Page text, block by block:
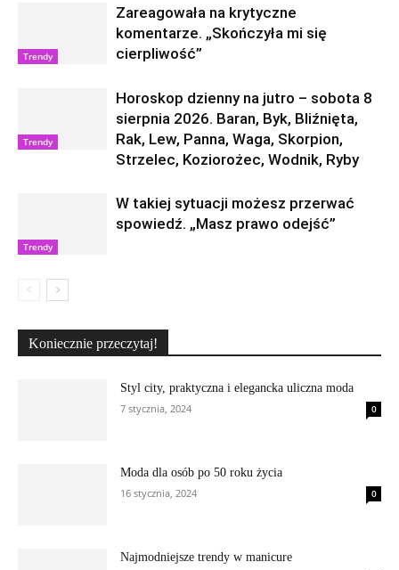
Trendy
Zareagowała na krytyczne
komentarze. „Skończyła mi się
cierpliwość”
Trendy
Horoskop dzienny na jutro – sobota 8
sierpnia 2026. Baran, Byk, Bliźnięta,
Rak, Lew, Panna, Waga, Skorpion,
Strzelec, Koziorożec, Wodnik, Ryby
Trendy
W takiej sytuacji możesz przerwać
spowiedź. „Masz prawo odejść”
Koniecznie przeczytaj!
Styl city, praktyczna i elegancka uliczna moda
7 stycznia, 2024
0
Moda dla osób po 50 roku życia
16 stycznia, 2024
0
Najmodniejsze trendy w manicure